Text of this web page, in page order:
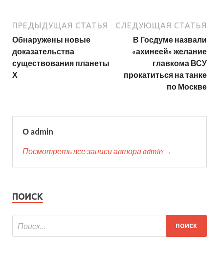
ПРЕДЫДУЩАЯ СТАТЬЯ
Обнаружены новые
доказательства
существования планеты
Х
СЛЕДУЮЩАЯ СТАТЬЯ
В Госдуме назвали
«ахинеей» желание
главкома ВСУ
прокатиться на танке
по Москве
О admin
Посмотреть все записи автора admin →
ПОИСК